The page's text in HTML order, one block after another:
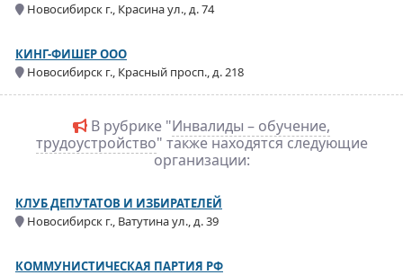
Новосибирск г., Красина ул., д. 74
КИНГ-ФИШЕР ООО
Новосибирск г., Красный просп., д. 218
В рубрике "Инвалиды – обучение,
трудоустройство" также находятся следующие
организации:
КЛУБ ДЕПУТАТОВ И ИЗБИРАТЕЛЕЙ
Новосибирск г., Ватутина ул., д. 39
КОММУНИСТИЧЕСКАЯ ПАРТИЯ РФ